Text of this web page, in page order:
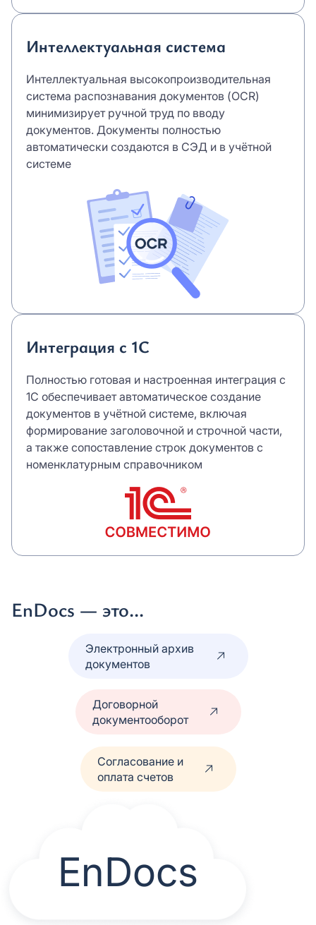
Интеллектуальная система
Интеллектуальная высокопроизводительная
система распознавания документов (OCR)
минимизирует ручной труд по вводу
документов. Документы полностью
автоматически создаются в СЭД и в учётной
системе
Интеграция с 1С
Полностью готовая и настроенная интеграция с
1С обеспечивает автоматическое создание
документов в учётной системе, включая
формирование заголовочной и строчной части,
а также сопоставление строк документов с
номенклатурным справочником
EnDocs — это...
Электронный архив
документов
Согласование и
оплата счетов
Договорной
документооборот
EnDocs